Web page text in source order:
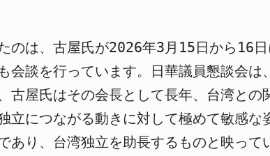
のは、古屋氏が2026年3月15日から16
会談を行っています。日華議員懇談会
屋氏はその会長として長年、台湾との
立につながる動きに対して極めて敏感
り、台湾独立を助長するものと映って